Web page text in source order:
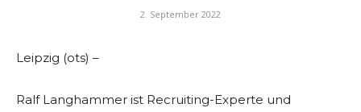
2. September 2022
Leipzig (ots) –
Ralf Langhammer ist Recruiting-Experte und